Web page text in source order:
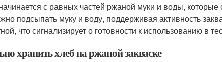
с равных частей ржаной муки и воды,
подсыпать муку и воду, поддерживая активность
что сигнализирует о готовности к использованию в
хранить хлеб на ржаной закваске